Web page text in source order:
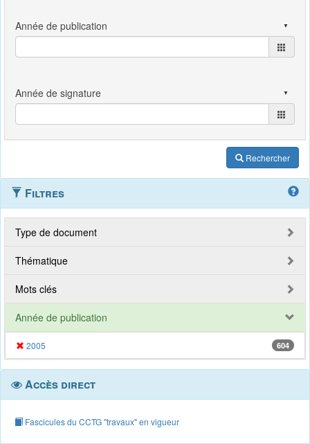
Rechercher
Filtres
Type de document
Thématique
Mots clés
Année de publication
2005 604
Accès direct
Fascicules du CCTG "travaux" en vigueur